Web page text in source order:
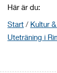
Här är du:
Start / Kultur
Uteträning i